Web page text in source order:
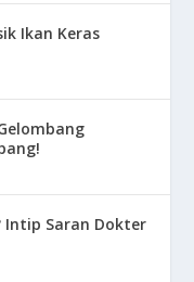
Ikan Keras
Intip Saran Dokter